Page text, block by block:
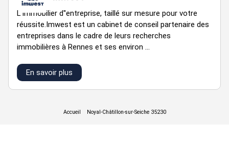
espace cuisine et vestaire/douche au rez de chaussée
terrassse
Accessibilité :
ligne 61 pour Fréville devant les bureaux
L''immobilier d''entreprise, taillé sur mesure pour votre
réussite.Imwest est un cabinet de conseil partenaire des
entreprises dans le cadre de leurs recherches
immobilières à Rennes et ses environ ...
En savoir plus